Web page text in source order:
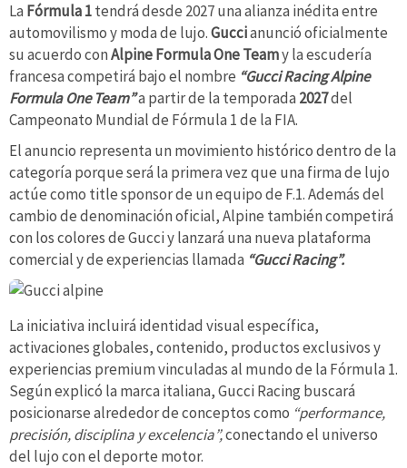
La Fórmula 1tendrá desde 2027 una alianza inédita entre
automovilismo y moda de lujo.Guccianunció oficialmente
su acuerdo conAlpine Formula One Teamy la escudería
francesa competirá bajo el nombre “Gucci Racing Alpine
Formula One Team”a partir de la temporada 2027del
Campeonato Mundial de Fórmula 1 de la FIA.
El anuncio representa un movimiento histórico dentro de la
categoría porque será la primera vez que una firma de lujo
actúe como title sponsor de un equipo de F.1. Además del
cambio de denominación oficial, Alpine también competirá
con los colores de Gucci y lanzará una nueva plataforma
comercial y de experiencias llamada “Gucci Racing”.
La iniciativa incluirá identidad visual específica,
activaciones globales, contenido, productos exclusivos y
experiencias premium vinculadas al mundo de la Fórmula 1.
Según explicó la marca italiana, Gucci Racing buscará
posicionarse alrededor de conceptos como “performance,
precisión, disciplina y excelencia”,conectando el universo
del lujo con el deporte motor.